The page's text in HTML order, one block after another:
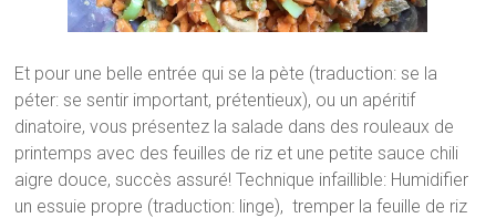
Et pour une belle entrée qui se la pète (traduction: se la
péter: se sentir important, prétentieux), ou un apéritif
dinatoire, vous présentez la salade dans des rouleaux de
printemps avec des feuilles de riz et une petite sauce chili
aigre douce, succès assuré! Technique infaillible: Humidifier
un essuie propre (traduction: linge), tremper la feuille de riz